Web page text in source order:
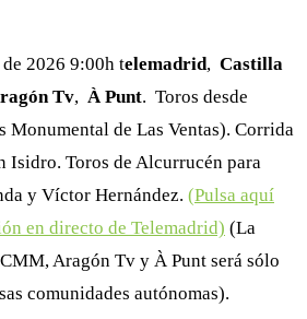
2026 9:00h telemadrid, Castilla
Tv, À Punt. Toros desde
Monumental de Las Ventas). Corrida
Isidro. Toros de Alcurrucén para
y Víctor Hernández. (Pulsa aquí
en directo de Telemadrid) (La
Aragón Tv y À Punt será sólo
comunidades autónomas).